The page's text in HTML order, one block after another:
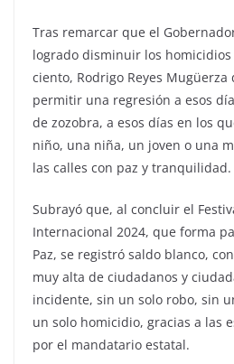
Tras remarcar que el
logrado disminuir los
ciento, Rodrigo Reyes
permitir una regresión a esos
de zozobra, a esos días en los
niño, una niña, un joven o una
las calles con paz y tranquilidad.
Subrayó que, al concluir el
Internacional 2024, que forma
Paz, se registró saldo blanco,
muy alta de ciudadanos y
incidente, sin un solo robo, sin
un solo homicidio, gracias a las
por el mandatario estatal.